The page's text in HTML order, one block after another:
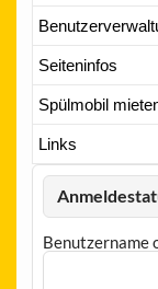
Seiteninfos
Spülmobil
Links
Benutzername